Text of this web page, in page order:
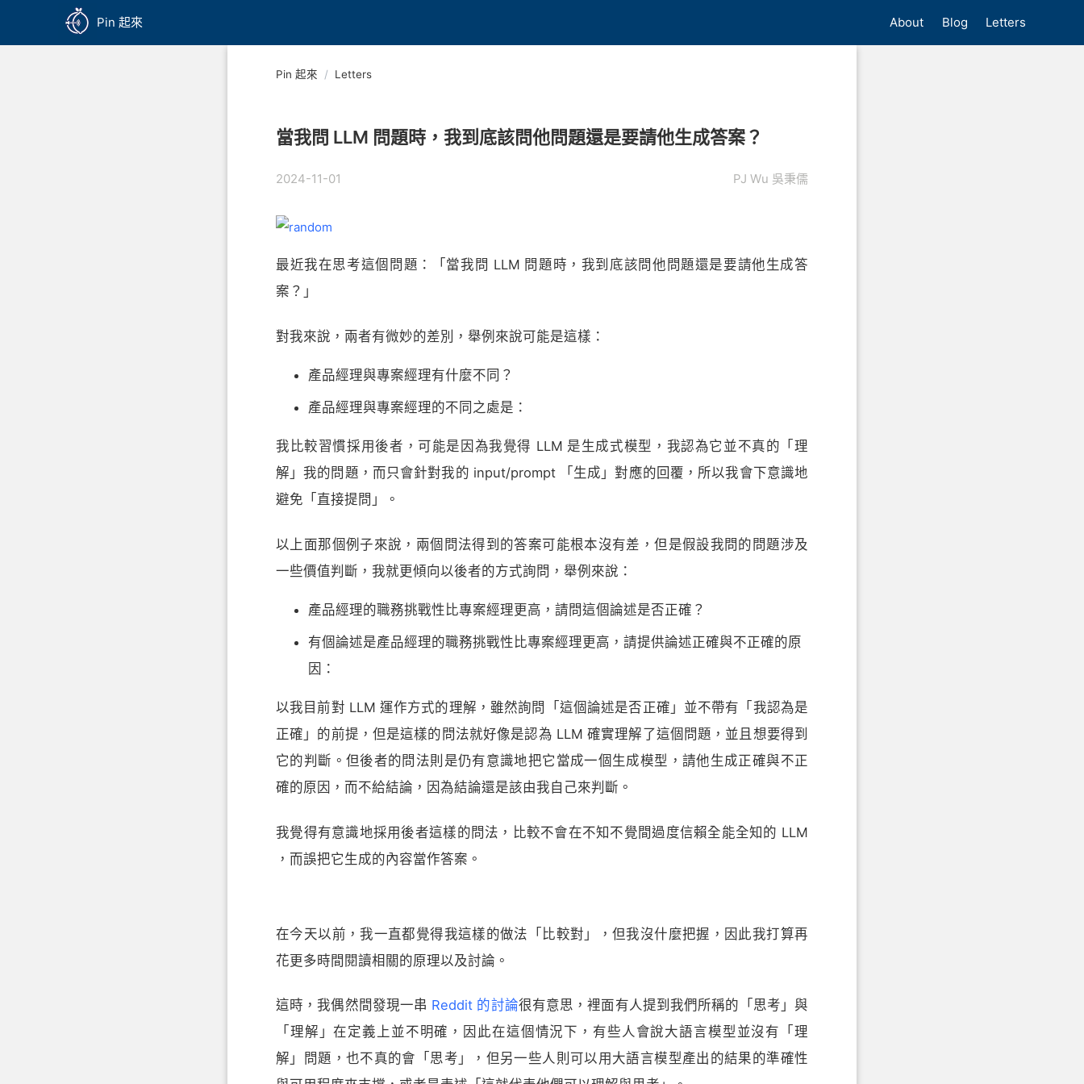
Pin 起來 About Blog Letters
Pin 起來 / Letters
當我問 LLM 問題時，我到底該問他問題還是要請他生成答案？
2024-11-01 PJ Wu 吳秉儒
最近我在思考這個問題：「當我問 LLM 問題時，我到底該問他問題還是要請他生成答
案？」
對我來說，兩者有微妙的差別，舉例來說可能是這樣：
產品經理與專案經理有什麼不同？
產品經理與專案經理的不同之處是：
我比較習慣採用後者，可能是因為我覺得 LLM 是生成式模型，我認為它並不真的「理
解」我的問題，而只會針對我的 input/prompt 「生成」對應的回覆，所以我會下意識地
避免「直接提問」。
以上面那個例子來說，兩個問法得到的答案可能根本沒有差，但是假設我問的問題涉及
一些價值判斷，我就更傾向以後者的方式詢問，舉例來說：
產品經理的職務挑戰性比專案經理更高，請問這個論述是否正確？
有個論述是產品經理的職務挑戰性比專案經理更高，請提供論述正確與不正確的原
因：
以我目前對 LLM 運作方式的理解，雖然詢問「這個論述是否正確」並不帶有「我認為是
正確」的前提，但是這樣的問法就好像是認為 LLM 確實理解了這個問題，並且想要得到
它的判斷。但後者的問法則是仍有意識地把它當成一個生成模型，請他生成正確與不正
確的原因，而不給結論，因為結論還是該由我自己來判斷。
我覺得有意識地採用後者這樣的問法，比較不會在不知不覺間過度信賴全能全知的 LLM
，而誤把它生成的內容當作答案。
在今天以前，我一直都覺得我這樣的做法「比較對」，但我沒什麼把握，因此我打算再
花更多時間閱讀相關的原理以及討論。
這時，我偶然間發現一串 Reddit 的討論很有意思，裡面有人提到我們所稱的「思考」與
「理解」在定義上並不明確，因此在這個情況下，有些人會說大語言模型並沒有「理
解」問題，也不真的會「思考」，但另一些人則可以用大語言模型產出的結果的準確性